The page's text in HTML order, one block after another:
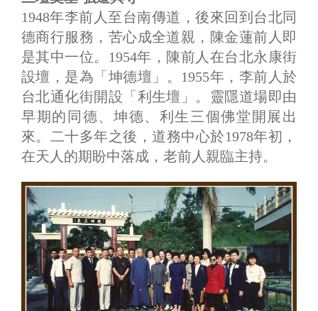
1948年李前人至台南傳道，後來回到台北同
德商行服務，苦心成全道親，陳金蓮前人即
是其中一位。1954年，陳前人在台北永康街
設壇，是為「坤德壇」。1955年，李前人於
台北通化街開設「利生壇」。靈隱道場即由
早期的同德、坤德、利生三個佛堂開展出
來。二十多年之後，道務中心於1978年初，
在天人的期盼中落成，老前人親臨主持。